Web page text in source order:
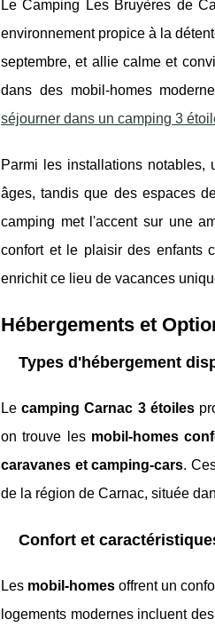
Le Camping Les Bruyères de
environnement propice à la
septembre, et allie calme et
dans des mobil-homes
séjourner dans un camping 3
Parmi les installations notables,
âges, tandis que des espaces
camping met l'accent sur une
confort et le plaisir des enfants
enrichit ce lieu de vacances
Hébergements et
Types d'hébergement
Lecamping Carnac 3 étoiles
on trouve les mobil-homes
caravanes et camping-cars.
de la région de Carnac, située
Confort et
Les mobil-homes offrent un
logements modernes incluent